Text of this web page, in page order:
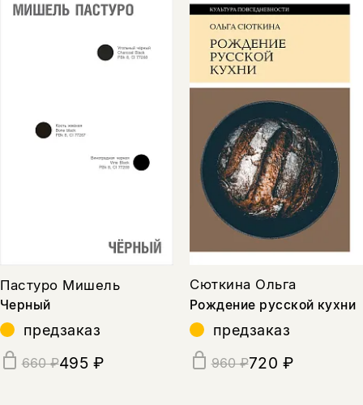
Пастуро Мишель
Черный
предзаказ
660 ₽495 ₽
Сюткина Ольга
Рождение русской кухни
предзаказ
960 ₽720 ₽